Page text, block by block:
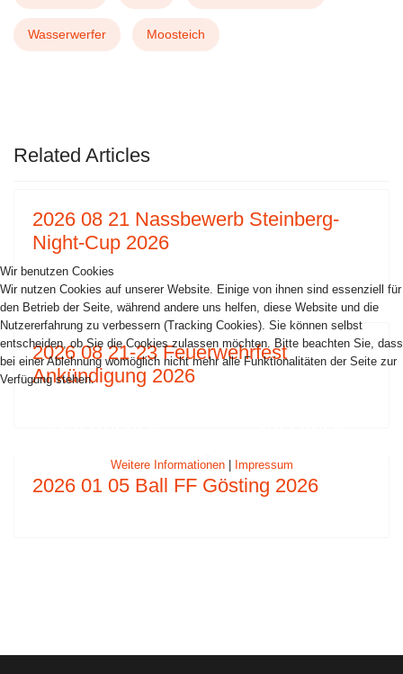
Wasserwerfer Moosteich
Related Articles
2026 08 21 Nassbewerb Steinberg-
Night-Cup 2026
2026 08 21-23 Feuerwehrfest
Ankündigung 2026
2026 01 05 Ball FF Gösting 2026
Wir benutzen Cookies
Wir nutzen Cookies auf unserer Website. Einige von ihnen sind essenziell für
den Betrieb der Seite, während andere uns helfen, diese Website und die
Nutzererfahrung zu verbessern (Tracking Cookies). Sie können selbst
entscheiden, ob Sie die Cookies zulassen möchten. Bitte beachten Sie, dass
bei einer Ablehnung womöglich nicht mehr alle Funktionalitäten der Seite zur
Verfügung stehen.
Weitere Informationen| Impressum